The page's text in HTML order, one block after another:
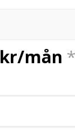
kr/mån *